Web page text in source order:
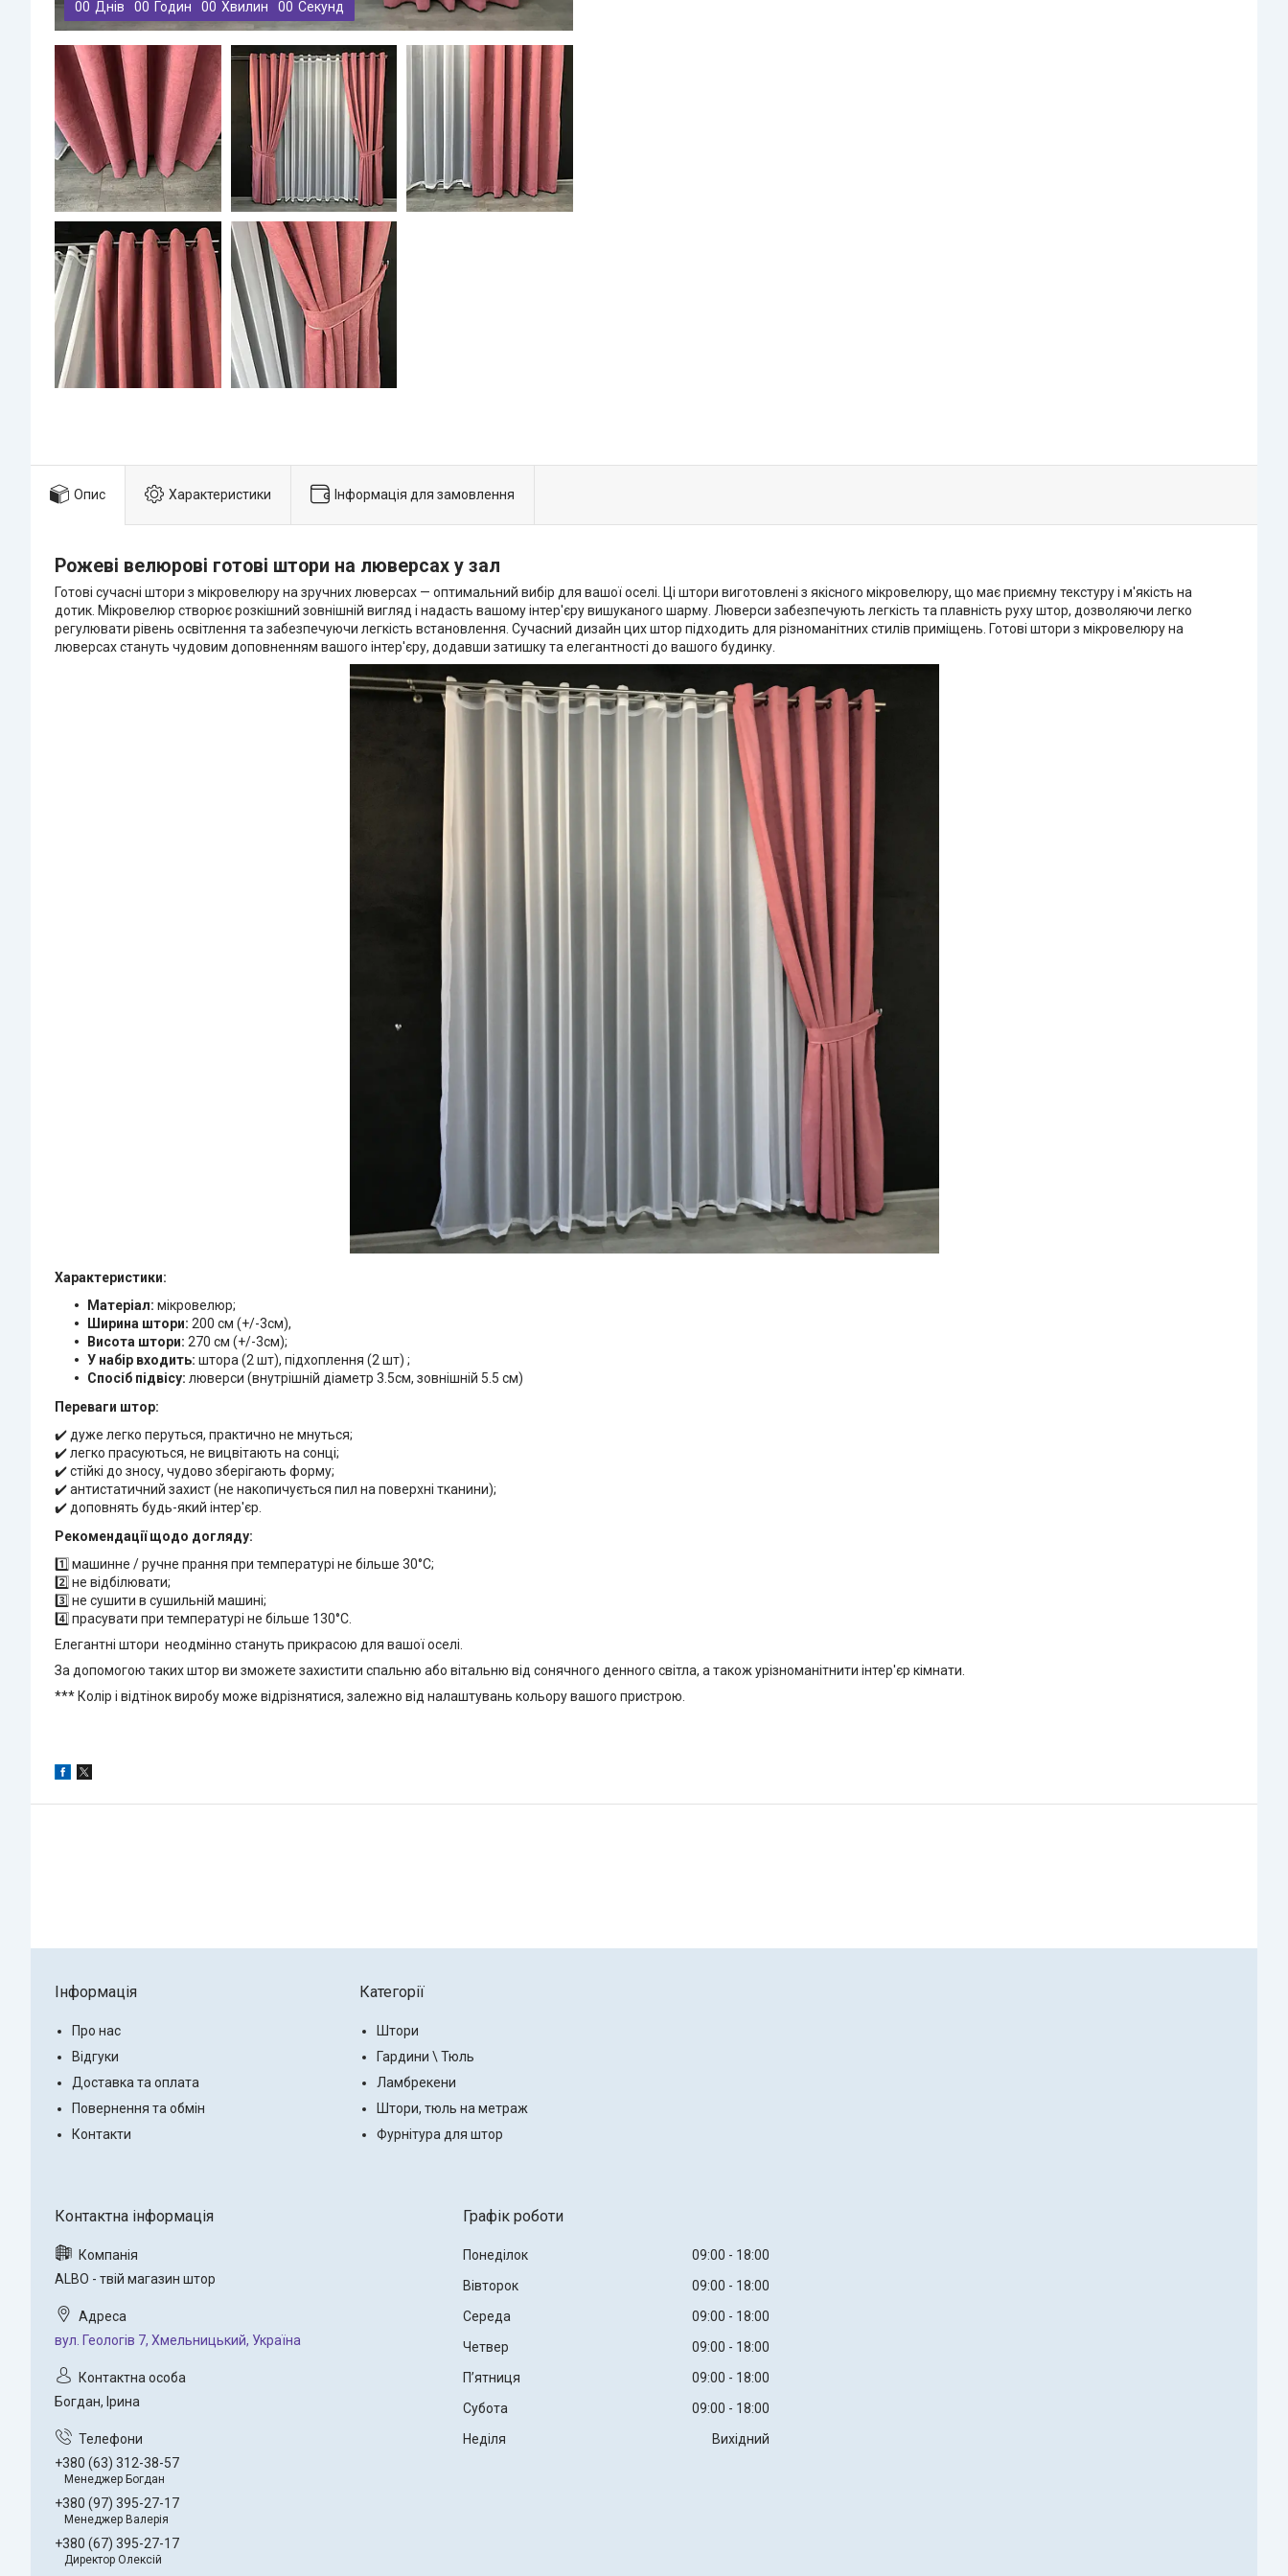
00 Днів 00 Годин 00 Хвилин 00 Секунд
Опис Характеристики Інформація для замовлення
Рожеві велюрові готові штори на люверсах у зал
Готові сучасні штори з мікровелюру на зручних люверсах — оптимальний вибір для вашої оселі. Ці штори виготовлені з якісного мікровелюру, що має приємну текстуру і м'якість на
дотик. Мікровелюр створює розкішний зовнішній вигляд і надасть вашому інтер'єру вишуканого шарму. Люверси забезпечують легкість та плавність руху штор, дозволяючи легко
регулювати рівень освітлення та забезпечуючи легкість встановлення. Сучасний дизайн цих штор підходить для різноманітних стилів приміщень. Готові штори з мікровелюру на
люверсах стануть чудовим доповненням вашого інтер'єру, додавши затишку та елегантності до вашого будинку.
Характеристики:
Матеріал: мікровелюр;
Ширина штори: 200 см (+/-3см),
Висота штори: 270 см (+/-3см);
У набір входить: штора (2 шт), підхоплення (2 шт) ;
Спосіб підвісу: люверси (внутрішній діаметр 3.5см, зовнішній 5.5 см)
Переваги штор:
✔️ дуже легко перуться, практично не мнуться;
✔️ легко прасуються, не вицвітають на сонці;
✔️ стійкі до зносу, чудово зберігають форму;
✔️ антистатичний захист (не накопичується пил на поверхні тканини);
✔️ доповнять будь-який інтер'єр.
Рекомендації щодо догляду:
1️⃣ машинне / ручне прання при температурі не більше 30°C;
2️⃣ не відбілювати;
3️⃣ не сушити в сушильній машині;
4️⃣ прасувати при температурі не більше 130°C.
Елегантні штори неодмінно стануть прикрасою для вашої оселі.
За допомогою таких штор ви зможете захистити спальню або вітальню від сонячного денного світла, а також урізноманітнити інтер'єр кімнати.
*** Колір і відтінок виробу може відрізнятися, залежно від налаштувань кольору вашого пристрою.
Інформація
Про нас
Відгуки
Доставка та оплата
Повернення та обмін
Контакти
Категорії
Штори
Гардини \ Тюль
Ламбрекени
Штори, тюль на метраж
Фурнітура для штор
ALBO - твій магазин штор
вул. Геологів 7, Хмельницький, Україна
Богдан, Ірина
+380 (63) 312-38-57
Менеджер Богдан
+380 (97) 395-27-17
Менеджер Валерія
+380 (67) 395-27-17
Директор Олексій
Графік роботи
Понеділок 09:00
18:00
Вівторок
09:00
18:00
Середа
09:00
18:00
Четвер
09:00
18:00
Пʼятниця
09:00
18:00
Субота
09:00
18:00
Неділя
Вихідний